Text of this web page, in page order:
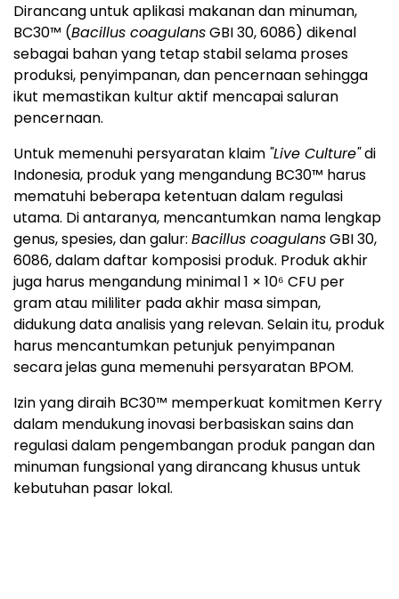
Dirancang untuk aplikasi makanan dan minuman,
BC30™ (Bacillus coagulansGBI 30, 6086) dikenal
sebagai bahan yang tetap stabil selama proses
produksi, penyimpanan, dan pencernaan sehingga
ikut memastikan kultur aktif mencapai saluran
pencernaan.
Untuk memenuhi persyaratan klaim "Live Culture"di
Indonesia, produk yang mengandung BC30™ harus
mematuhi beberapa ketentuan dalam regulasi
utama. Di antaranya, mencantumkan nama lengkap
genus, spesies, dan galur: Bacillus coagulansGBI 30,
6086, dalam daftar komposisi produk. Produk akhir
juga harus mengandung minimal 1 × 10⁶ CFU per
gram atau mililiter pada akhir masa simpan,
didukung data analisis yang relevan. Selain itu, produk
harus mencantumkan petunjuk penyimpanan
secara jelas guna memenuhi persyaratan BPOM.
Izin yang diraih BC30™ memperkuat komitmen Kerry
dalam mendukung inovasi berbasiskan sains dan
regulasi dalam pengembangan produk pangan dan
minuman fungsional yang dirancang khusus untuk
kebutuhan pasar lokal.